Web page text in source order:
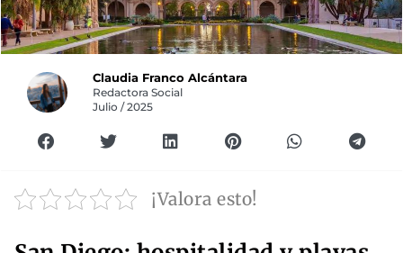
Claudia Franco Alcántara
Redactora Social
Julio / 2025
¡Valora esto!